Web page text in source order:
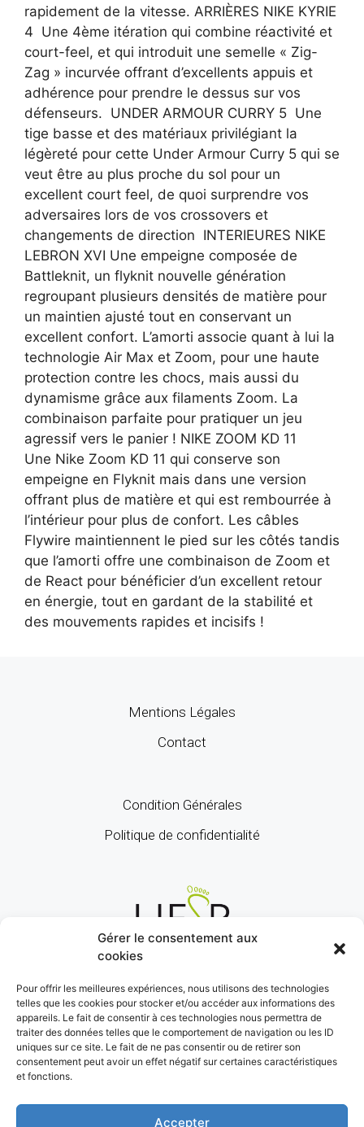
Gérer le consentement aux
cookies
Pour offrir les meilleures expériences, nous utilisons des technologies
telles que les cookies pour stocker et/ou accéder aux informations des
appareils. Le fait de consentir à ces technologies nous permettra de
traiter des données telles que le comportement de navigation ou les ID
uniques sur ce site. Le fait de ne pas consentir ou de retirer son
consentement peut avoir un effet négatif sur certaines caractéristiques
et fonctions.
Accepter
rapidement de la vitesse. ARRIÈRES NIKE KYRIE
4 Une 4ème itération qui combine réactivité et
court-feel, et qui introduit une semelle « Zig-
Zag » incurvée offrant d’excellents appuis et
adhérence pour prendre le dessus sur vos
défenseurs. UNDER ARMOUR CURRY 5 Une
tige basse et des matériaux privilégiant la
légèreté pour cette Under Armour Curry 5 qui se
veut être au plus proche du sol pour un
excellent court feel, de quoi surprendre vos
adversaires lors de vos crossovers et
changements de direction INTERIEURES NIKE
LEBRON XVI Une empeigne composée de
Battleknit, un flyknit nouvelle génération
regroupant plusieurs densités de matière pour
un maintien ajusté tout en conservant un
excellent confort. L’amorti associe quant à lui la
technologie Air Max et Zoom, pour une haute
protection contre les chocs, mais aussi du
dynamisme grâce aux filaments Zoom. La
combinaison parfaite pour pratiquer un jeu
agressif vers le panier ! NIKE ZOOM KD 11
Une Nike Zoom KD 11 qui conserve son
empeigne en Flyknit mais dans une version
offrant plus de matière et qui est rembourrée à
l’intérieur pour plus de confort. Les câbles
Flywire maintiennent le pied sur les côtés tandis
que l’amorti offre une combinaison de Zoom et
de React pour bénéficier d’un excellent retour
en énergie, tout en gardant de la stabilité et
des mouvements rapides et incisifs !
Mentions Légales
Contact
Condition Générales
Politique de confidentialité